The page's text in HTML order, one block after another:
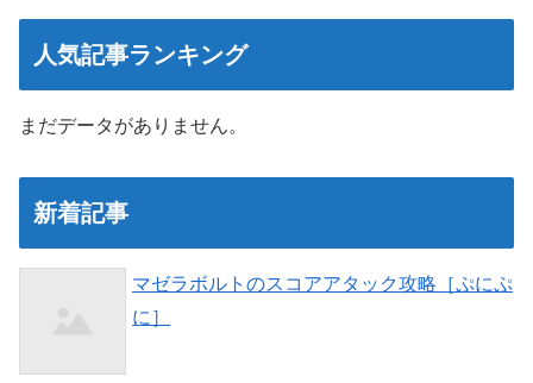
人気記事ランキング
まだデータがありません。
新着記事
マゼラボルトのスコアアタック攻略［ぷにぷ
に］